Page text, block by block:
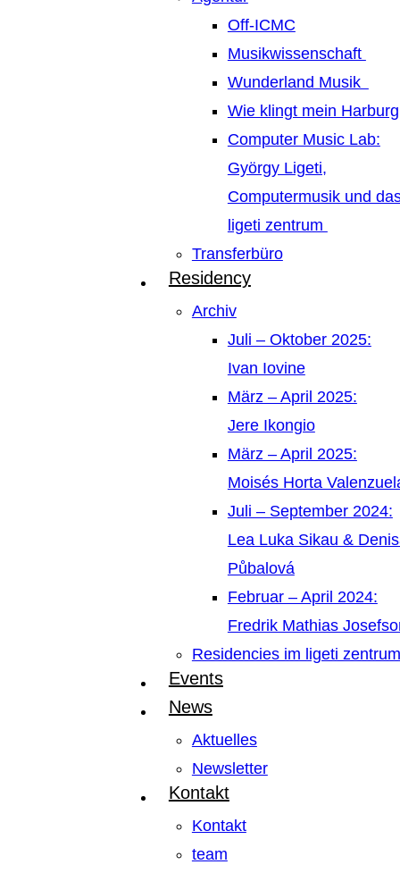
Off-ICMC
Musikwissenschaft
Wunderland Musik
Wie klingt mein Harburg
Computer Music Lab:
György Ligeti,
Computermusik und
ligeti zentrum
Transferbüro
Residency
Archiv
Juli – Oktober 2025:
Ivan Iovine
März – April 2025:
Jere Ikongio
März – April 2025:
Moisés Horta
Juli – September 2024:
Lea Luka Sikau &
Půbalová
Februar – April 2024:
Fredrik Mathias
Residencies im ligeti zentrum
Events
News
Aktuelles
Newsletter
Kontakt
Kontakt
team